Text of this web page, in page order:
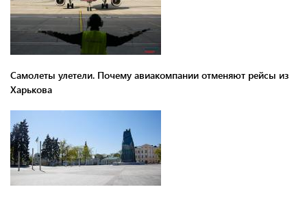
Самолеты улетели. Почему авиакомпании отменяют рейсы из
Харькова